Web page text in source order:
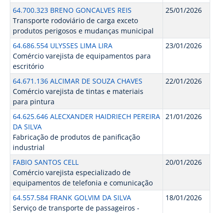
64.700.323 BRENO GONCALVES REIS
Transporte rodoviário de carga exceto
produtos perigosos e mudanças municipal
25/01/2026
64.686.554 ULYSSES LIMA LIRA
Comércio varejista de equipamentos para
escritório
23/01/2026
64.671.136 ALCIMAR DE SOUZA CHAVES
Comércio varejista de tintas e materiais
para pintura
22/01/2026
64.625.646 ALECXANDER HAIDRIECH PEREIRA
DA SILVA
Fabricação de produtos de panificação
industrial
21/01/2026
FABIO SANTOS CELL
Comércio varejista especializado de
equipamentos de telefonia e comunicação
20/01/2026
64.557.584 FRANK GOLVIM DA SILVA
Serviço de transporte de passageiros -
18/01/2026